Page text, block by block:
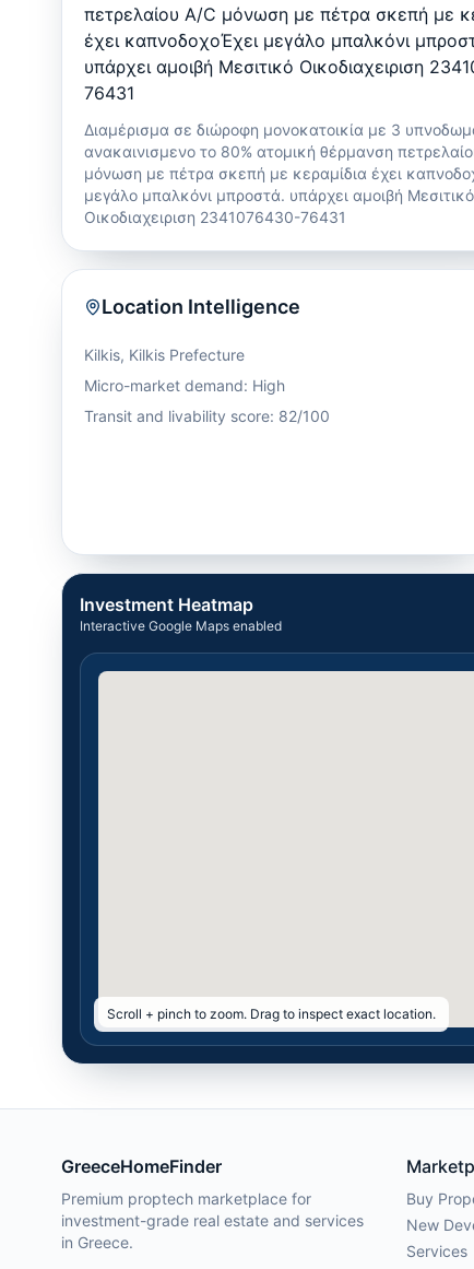
πετρελαίου Α/C μόνωση με πέτρα σκεπή με
έχει καπνοδοχοΈχει μεγάλο μπαλκόνι
υπάρχει αμοιβή Μεσιτικό Οικοδιαχειριση
76431
Διαμέρισμα σε διώροφη μονοκατοικία με 3
ανακαινισμενο το 80% ατομική θέρμανση
μόνωση με πέτρα σκεπή με κεραμίδια έχει
μεγάλο μπαλκόνι μπροστά. υπάρχει αμοιβή Μεσιτικό
Οικοδιαχειριση 2341076430-76431
Location Intelligence
Kilkis, Kilkis Prefecture
Micro-market demand: High
Transit and livability score: 82/100
Investment Heatmap
Interactive Google Maps enabled
Scroll + pinch to zoom. Drag to inspect exact location.
GreeceHomeFinder
Premium proptech marketplace for
investment-grade real estate and services
in Greece.
Buy
New
Services